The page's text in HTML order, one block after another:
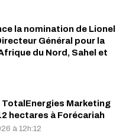
la nomination de Lionel
Général pour la
du Nord, Sahel et
TotalEnergies Marketing
hectares à Forécariah
à 12h:12